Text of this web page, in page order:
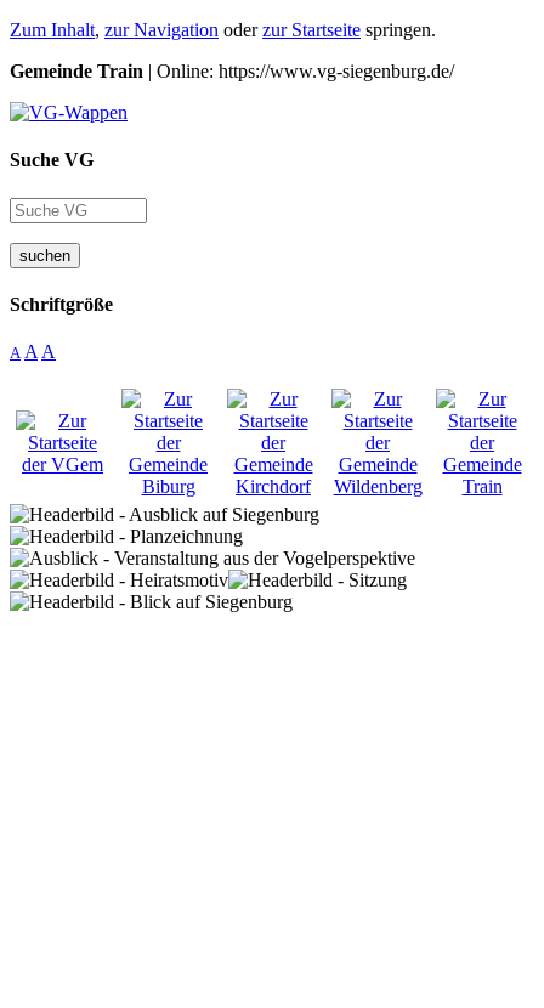
Zum Inhalt, zur Navigation oderzur Startseite springen.
Gemeinde Train | Online: https://www.vg-siegenburg.de/
Suche VG
suchen
Schriftgröße
A A A